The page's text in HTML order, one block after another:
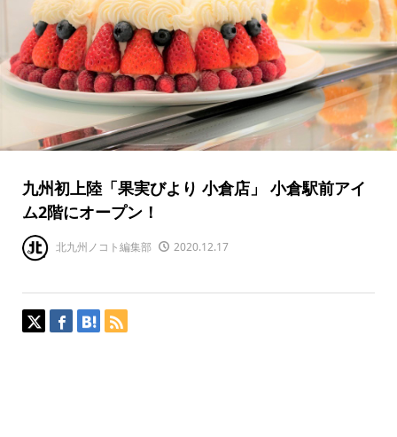
九州初上陸「果実びより 小倉店」 小倉駅前アイ
ム2階にオープン！
北九州ノコト編集部 2020.12.17